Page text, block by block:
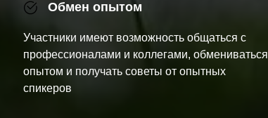
Обмен опытом
Участники имеют возможность общаться с
профессионалами и коллегами, обмениваться
опытом и получать советы от опытных
спикеров